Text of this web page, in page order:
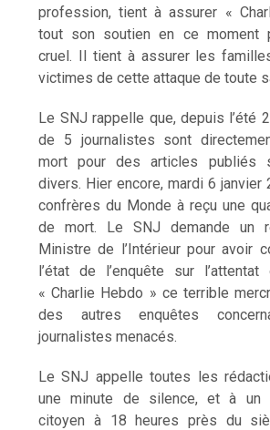
profession, tient à assurer «
tout son soutien en ce moment
cruel. Il tient à assurer les
victimes de cette attaque de toute
Le SNJ rappelle que, depuis l’été
de 5 journalistes sont
mort pour des articles publiés
divers. Hier encore, mardi 6 janvier
confrères du Monde à reçu une
de mort. Le SNJ demande un
Ministre de l’Intérieur pour avoir
l’état de l’enquête sur l’attentat
« Charlie Hebdo » ce terrible
des autres enquêtes
journalistes menacés.
Le SNJ appelle toutes les
une minute de silence, et à un
citoyen à 18 heures près du